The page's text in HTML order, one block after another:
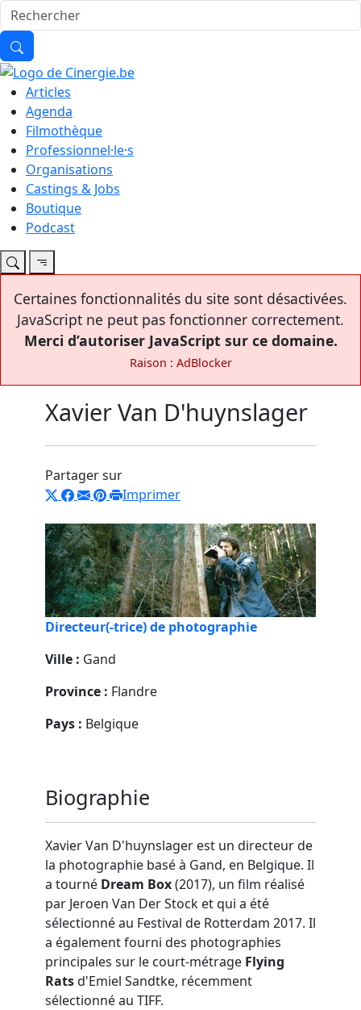
Articles
Agenda
Filmothèque
Professionnel·le·s
Organisations
Castings & Jobs
Boutique
Podcast
Certaines fonctionnalités du site sont désactivées.
JavaScript ne peut pas fonctionner correctement.
Merci d’autoriser JavaScript sur ce domaine.
Raison : AdBlocker
Xavier Van D'huynslager
Partager sur
Imprimer
Directeur(-trice) de photographie
Ville : Gand
Province : Flandre
Pays : Belgique
Biographie
Xavier Van D'huynslager est un directeur de
la photographie basé à Gand, en Belgique. Il
a tourné Dream Box(2017), un film réalisé
par Jeroen Van Der Stock et qui a été
sélectionné au Festival de Rotterdam 2017. Il
a également fourni des photographies
principales sur le court-métrage Flying
Ratsd'Emiel Sandtke, récemment
sélectionné au TIFF.